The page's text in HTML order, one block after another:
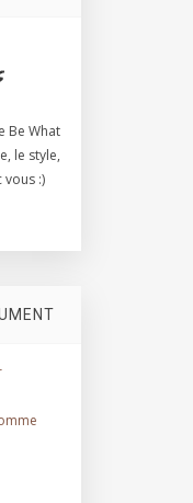
Be What
le style,
vous :)